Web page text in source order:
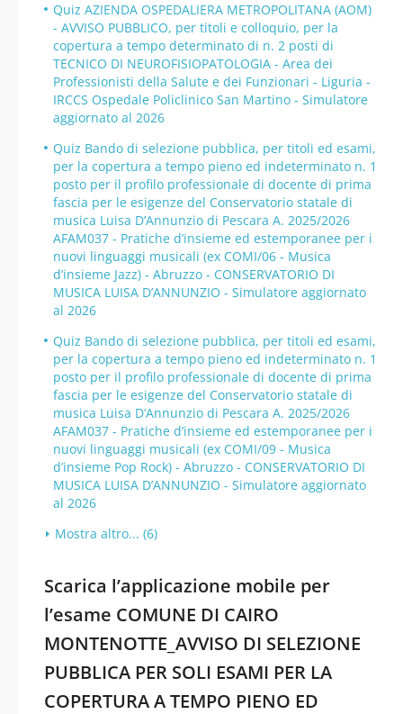
Quiz AZIENDA OSPEDALIERA METROPOLITANA (AOM)
- AVVISO PUBBLICO, per titoli e colloquio, per la
copertura a tempo determinato di n. 2 posti di
TECNICO DI NEUROFISIOPATOLOGIA - Area dei
Professionisti della Salute e dei Funzionari - Liguria -
IRCCS Ospedale Policlinico San Martino - Simulatore
aggiornato al 2026
Quiz Bando di selezione pubblica, per titoli ed esami,
per la copertura a tempo pieno ed indeterminato n. 1
posto per il profilo professionale di docente di prima
fascia per le esigenze del Conservatorio statale di
musica Luisa D’Annunzio di Pescara A. 2025/2026
AFAM037 - Pratiche d’insieme ed estemporanee per i
nuovi linguaggi musicali (ex COMI/06 - Musica
d’insieme Jazz) - Abruzzo - CONSERVATORIO DI
MUSICA LUISA D’ANNUNZIO - Simulatore aggiornato
al 2026
Quiz Bando di selezione pubblica, per titoli ed esami,
per la copertura a tempo pieno ed indeterminato n. 1
posto per il profilo professionale di docente di prima
fascia per le esigenze del Conservatorio statale di
musica Luisa D’Annunzio di Pescara A. 2025/2026
AFAM037 - Pratiche d’insieme ed estemporanee per i
nuovi linguaggi musicali (ex COMI/09 - Musica
d’insieme Pop Rock) - Abruzzo - CONSERVATORIO DI
MUSICA LUISA D’ANNUNZIO - Simulatore aggiornato
al 2026
Mostra altro... (6)
Scarica l’applicazione mobile per
l’esame COMUNE DI CAIRO
MONTENOTTE_AVVISO DI SELEZIONE
PUBBLICA PER SOLI ESAMI PER LA
COPERTURA A TEMPO PIENO ED